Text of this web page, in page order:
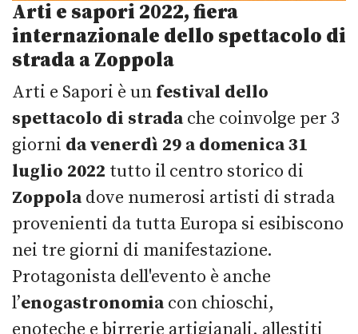
Arti e sapori 2022, fiera
internazionale dello spettacolo di
strada a Zoppola
Arti e Sapori è un festival dello
spettacolo di stradache coinvolge per 3
giorni da venerdì 29 a domenica 31
luglio 2022 tutto il centro storico di
Zoppoladove numerosi artisti di strada
provenienti da tutta Europa si esibiscono
nei tre giorni di manifestazione.
Protagonista dell'evento è anche
l’enogastronomiacon chioschi,
enoteche e birrerie artigianali, allestiti